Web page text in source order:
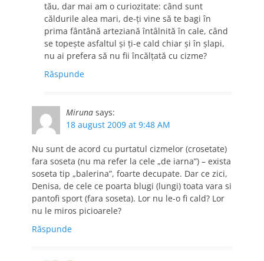
tău, dar mai am o curiozitate: când sunt
căldurile alea mari, de-ţi vine să te bagi în
prima fântână arteziană întâlnită în cale, când
se topeşte asfaltul şi ţi-e cald chiar şi în şlapi,
nu ai prefera să nu fii încălţată cu cizme?
Răspunde
Miruna says:
18 august 2009 at 9:48 AM
Nu sunt de acord cu purtatul cizmelor (crosetate)
fara soseta (nu ma refer la cele „de iarna”) – exista
soseta tip „balerina”, foarte decupate. Dar ce zici,
Denisa, de cele ce poarta blugi (lungi) toata vara si
pantofi sport (fara soseta). Lor nu le-o fi cald? Lor
nu le miros picioarele?
Răspunde